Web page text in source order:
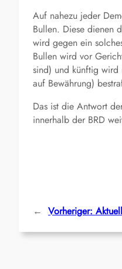
Auf nahezu jeder
Bullen. Diese dienen
wird gegen ein
Bullen wird vor
sind) und künftig wird
auf Bewährung)
Das ist die Antwort
innerhalb der BRD
← Vorheriger: